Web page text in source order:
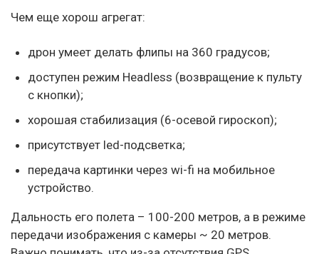
Чем еще хорош агрегат:
дрон умеет делать флипы на 360 градусов;
доступен режим Headless (возвращение к пульту
с кнопки);
хорошая стабилизация (6-осевой гироскоп);
присутствует led-подсветка;
передача картинки через wi-fi на мобильное
устройство.
Дальность его полета – 100-200 метров, а в режиме
передачи изображения с камеры ~ 20 метров.